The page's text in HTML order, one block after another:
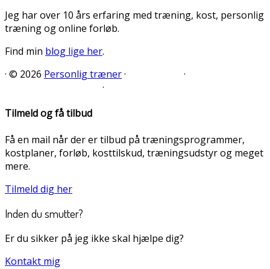
Jeg har over 10 års erfaring med træning, kost, personlig
træning og online forløb.
Find min blog lige her.
· © 2026 Personlig træner·
·
·
Tilmeld og få tilbud
Få en mail når der er tilbud på træningsprogrammer,
kostplaner, forløb, kosttilskud, træningsudstyr og meget
mere.
Tilmeld dig her
Inden du smutter?
Er du sikker på jeg ikke skal hjælpe dig?
Kontakt mig